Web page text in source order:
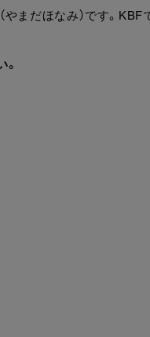
まだほなみ）です。KBF